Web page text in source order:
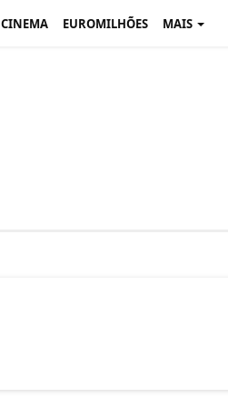
CINEMA EUROMILHÕES MAIS